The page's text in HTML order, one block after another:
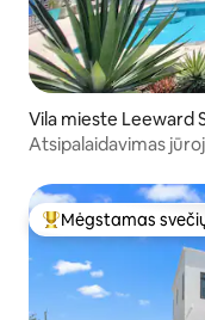
Vila mieste Leeward
Atsipalaidavimas
Svečių
Mėgstamas